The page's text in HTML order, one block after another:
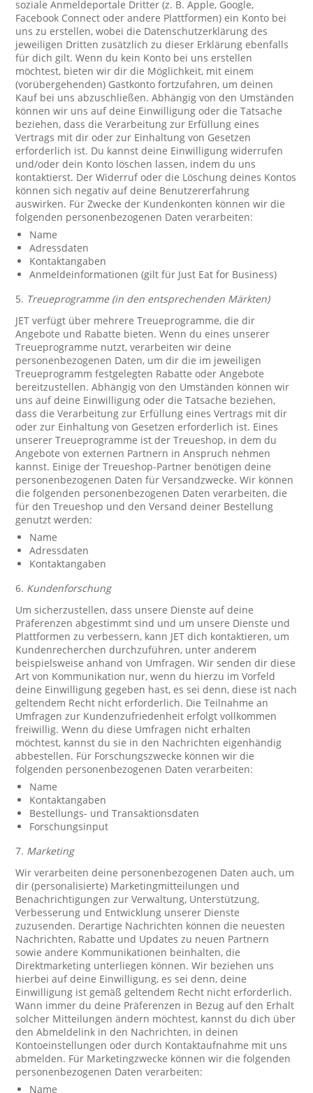
soziale Anmeldeportale Dritter (z. B. Apple, Google,
Facebook Connect oder andere Plattformen) ein Konto bei
uns zu erstellen, wobei die Datenschutzerklärung des
jeweiligen Dritten zusätzlich zu dieser Erklärung ebenfalls
für dich gilt. Wenn du kein Konto bei uns erstellen
möchtest, bieten wir dir die Möglichkeit, mit einem
(vorübergehenden) Gastkonto fortzufahren, um deinen
Kauf bei uns abzuschließen. Abhängig von den Umständen
können wir uns auf deine Einwilligung oder die Tatsache
beziehen, dass die Verarbeitung zur Erfüllung eines
Vertrags mit dir oder zur Einhaltung von Gesetzen
erforderlich ist. Du kannst deine Einwilligung widerrufen
und/oder dein Konto löschen lassen, indem du uns
kontaktierst. Der Widerruf oder die Löschung deines Kontos
können sich negativ auf deine Benutzererfahrung
auswirken. Für Zwecke der Kundenkonten können wir die
folgenden personenbezogenen Daten verarbeiten:
Name
Adressdaten
Kontaktangaben
Anmeldeinformationen (gilt für Just Eat for Business)
5. Treueprogramme (in den entsprechenden Märkten)
JET verfügt über mehrere Treueprogramme, die dir
Angebote und Rabatte bieten. Wenn du eines unserer
Treueprogramme nutzt, verarbeiten wir deine
personenbezogenen Daten, um dir die im jeweiligen
Treueprogramm festgelegten Rabatte oder Angebote
bereitzustellen. Abhängig von den Umständen können wir
uns auf deine Einwilligung oder die Tatsache beziehen,
dass die Verarbeitung zur Erfüllung eines Vertrags mit dir
oder zur Einhaltung von Gesetzen erforderlich ist. Eines
unserer Treueprogramme ist der Treueshop, in dem du
Angebote von externen Partnern in Anspruch nehmen
kannst. Einige der Treueshop-Partner benötigen deine
personenbezogenen Daten für Versandzwecke. Wir können
die folgenden personenbezogenen Daten verarbeiten, die
für den Treueshop und den Versand deiner Bestellung
genutzt werden:
Name
Adressdaten
Kontaktangaben
6. Kundenforschung
Um sicherzustellen, dass unsere Dienste auf deine
Präferenzen abgestimmt sind und um unsere Dienste und
Plattformen zu verbessern, kann JET dich kontaktieren, um
Kundenrecherchen durchzuführen, unter anderem
beispielsweise anhand von Umfragen. Wir senden dir diese
Art von Kommunikation nur, wenn du hierzu im Vorfeld
deine Einwilligung gegeben hast, es sei denn, diese ist nach
geltendem Recht nicht erforderlich. Die Teilnahme an
Umfragen zur Kundenzufriedenheit erfolgt vollkommen
freiwillig. Wenn du diese Umfragen nicht erhalten
möchtest, kannst du sie in den Nachrichten eigenhändig
abbestellen. Für Forschungszwecke können wir die
folgenden personenbezogenen Daten verarbeiten:
Name
Kontaktangaben
Bestellungs- und Transaktionsdaten
Forschungsinput
7. Marketing
Wir verarbeiten deine personenbezogenen Daten auch, um
dir (personalisierte) Marketingmitteilungen und
Benachrichtigungen zur Verwaltung, Unterstützung,
Verbesserung und Entwicklung unserer Dienste
zuzusenden. Derartige Nachrichten können die neuesten
Nachrichten, Rabatte und Updates zu neuen Partnern
sowie andere Kommunikationen beinhalten, die
Direktmarketing unterliegen können. Wir beziehen uns
hierbei auf deine Einwilligung, es sei denn, deine
Einwilligung ist gemäß geltendem Recht nicht erforderlich.
Wann immer du deine Präferenzen in Bezug auf den Erhalt
solcher Mitteilungen ändern möchtest, kannst du dich über
den Abmeldelink in den Nachrichten, in deinen
Kontoeinstellungen oder durch Kontaktaufnahme mit uns
abmelden. Für Marketingzwecke können wir die folgenden
personenbezogenen Daten verarbeiten:
Name